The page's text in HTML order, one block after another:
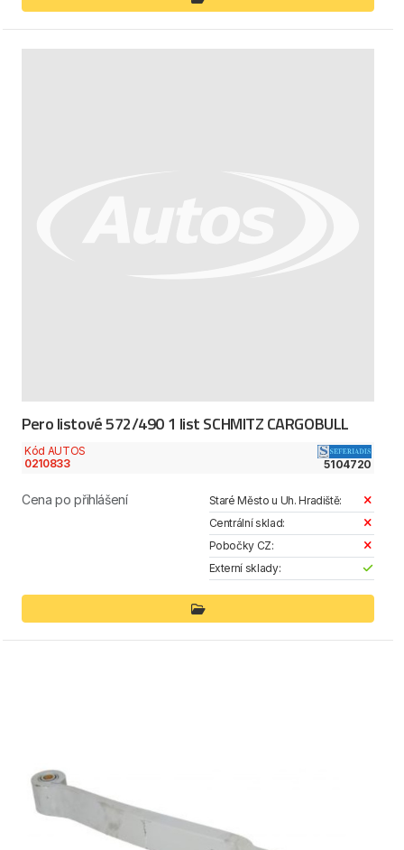
Pero listové 572/490 1 list SCHMITZ CARGOBULL
Kód AUTOS
0210833
5104720
Cena po přihlášení
Staré Město u Uh. Hradiště:
Centrální sklad:
Pobočky CZ:
Externí sklady: